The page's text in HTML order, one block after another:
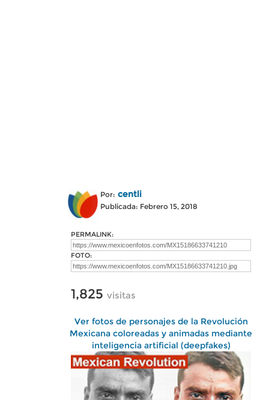
Por: centli
Publicada: Febrero 15, 2018
PERMALINK:
FOTO:
1,825 visitas
Ver fotos de personajes de la Revolución
Mexicana coloreadas y animadas mediante
inteligencia artificial (deepfakes)